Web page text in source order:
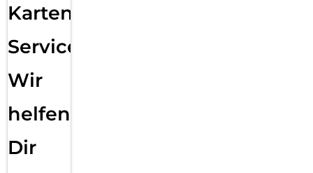
Karten
Service:
Wir
helfen
Dir